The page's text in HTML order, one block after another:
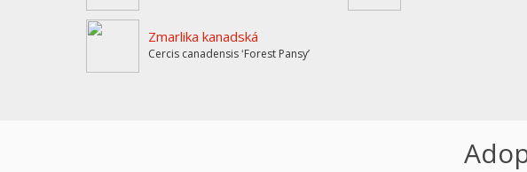
Zmarlika kanadská
Cercis canadensis ʻForest Pansyʼ